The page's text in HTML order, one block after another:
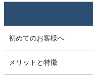
初めてのお客様へ
メリットと特徴